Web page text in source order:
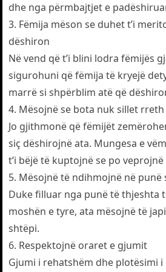
dhe nga përmbajtjet e
3. Fëmija mëson se duhet t’i
dëshiron
Në vend që t’i blini lodra fëmijës
sigurohuni që fëmija të kryejë
marrë si shpërblim atë që
4. Mësojnë se bota nuk sillet
Jo gjithmonë që fëmijët
siç dëshirojnë ata. Mungesa e
t’i bëjë të kuptojnë se po
5. Mësojnë të ndihmojnë në punë
Duke filluar nga punë të thjeshta
moshën e tyre, ata mësojnë të
shtëpi.
6. Respektojnë oraret e gjumit
Gjumi i rehatshëm dhe plotësimi